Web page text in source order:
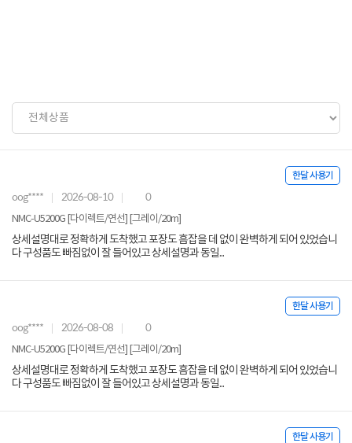
한달 사용기
oog**** 2026-08-10 0
NMC-U5200G [다이렉트/연선] [그레이/20m]
상세설명대로 정확하게 도착했고 포장도 흠잡을 데 없이 완벽하게 되어 있었습니
다 구성품도 빠짐없이 잘 들어있고 상세설명과 동일...
한달 사용기
oog**** 2026-08-08 0
NMC-U5200G [다이렉트/연선] [그레이/20m]
상세설명대로 정확하게 도착했고 포장도 흠잡을 데 없이 완벽하게 되어 있었습니
다 구성품도 빠짐없이 잘 들어있고 상세설명과 동일...
한달 사용기